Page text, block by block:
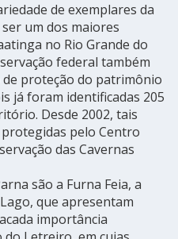
de exemplares da
um dos maiores
no Rio Grande do
federal também
proteção do patrimônio
já foram identificadas 205
Desde 2002, tais
pelo Centro
das Cavernas
são a Furna Feia, a
que apresentam
importância